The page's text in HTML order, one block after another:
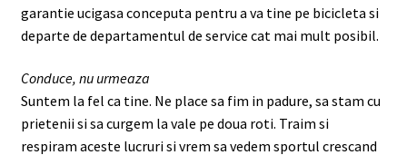
garantie ucigasa conceputa pentru a va tine pe bicicleta si
departe de departamentul de service cat mai mult posibil.
Conduce, nu urmeaza
Suntem la fel ca tine. Ne place sa fim in padure, sa stam cu
prietenii si sa curgem la vale pe doua roti. Traim si
respiram aceste lucruri si vrem sa vedem sportul crescand